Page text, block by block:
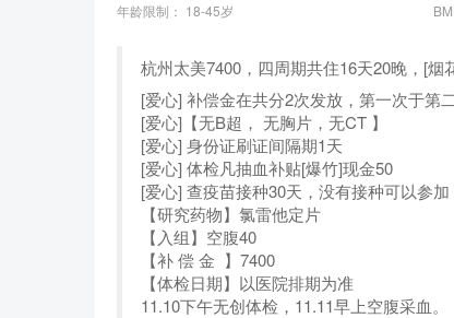
年龄限制： 18-45岁
杭州太美7400，四周期共住16天20晚，[烟
[爱心] 补偿金在共分2次发放，第一次于第
[爱心]【无B超， 无胸片，无CT 】
[爱心] 身份证刷证间隔期1天
[爱心] 体检凡抽血补贴[爆竹]现金50
[爱心] 查疫苗接种30天，没有接种可以参加
【研究药物】氯雷他定片
【入组】空腹40
【补 偿 金 】7400
【体检日期】以医院排期为准
11.10下午无创体检，11.11早上空腹采血。